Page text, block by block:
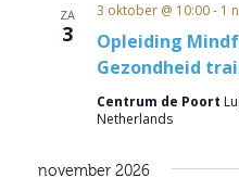
ZA
3
Opleiding
Gezondheid
3 oktober @ 10:00- 1
Centrum de Poort
Netherlands
november 2026